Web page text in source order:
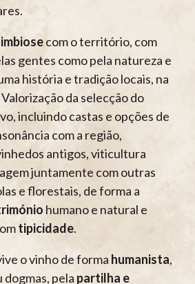
com o território, com
gentes como pela natureza e
história e tradição locais, na
da selecção do
incluindo castas e opções de
com a região,
antigos, viticultura
juntamente com outras
e florestais, de forma a
humano e natural e
tipicidade.
o vinho de forma humanista,
pela partilha e